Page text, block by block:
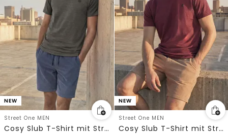
NEW
Street One MEN
Cosy Slub T-Shirt mit Struktur
NEW
Street One MEN
Cosy Slub T-Shirt mit Struktur